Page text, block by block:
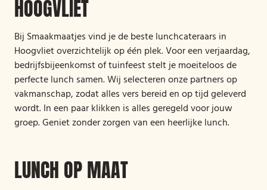
HOOGVLIET
Bij Smaakmaatjes vind je de beste lunchcateraars in
Hoogvliet overzichtelijk op één plek. Voor een verjaardag,
bedrijfsbijeenkomst of tuinfeest stelt je moeiteloos de
perfecte lunch samen. Wij selecteren onze partners op
vakmanschap, zodat alles vers bereid en op tijd geleverd
wordt. In een paar klikken is alles geregeld voor jouw
groep. Geniet zonder zorgen van een heerlijke lunch.
LUNCH OP MAAT